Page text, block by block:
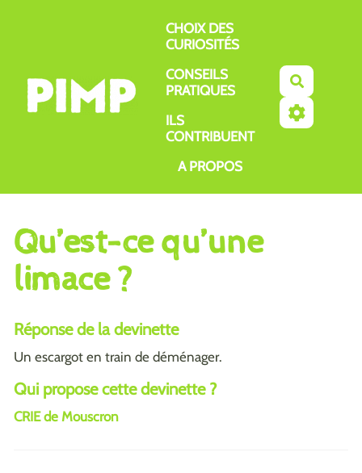
CHOIX DES
CURIOSITÉS
CONSEILS
PRATIQUES
ILS
CONTRIBUENT
A PROPOS
Qu’est-ce qu’une
limace ?
Réponse de la devinette
Un escargot en train de déménager.
Qui propose cette devinette ?
CRIE de Mouscron